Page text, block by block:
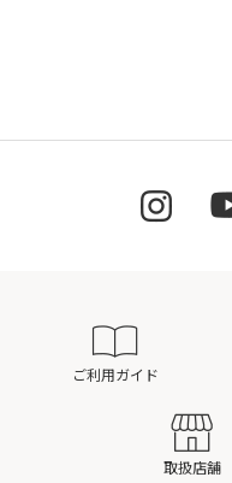
ご利用ガイド
取扱店舗